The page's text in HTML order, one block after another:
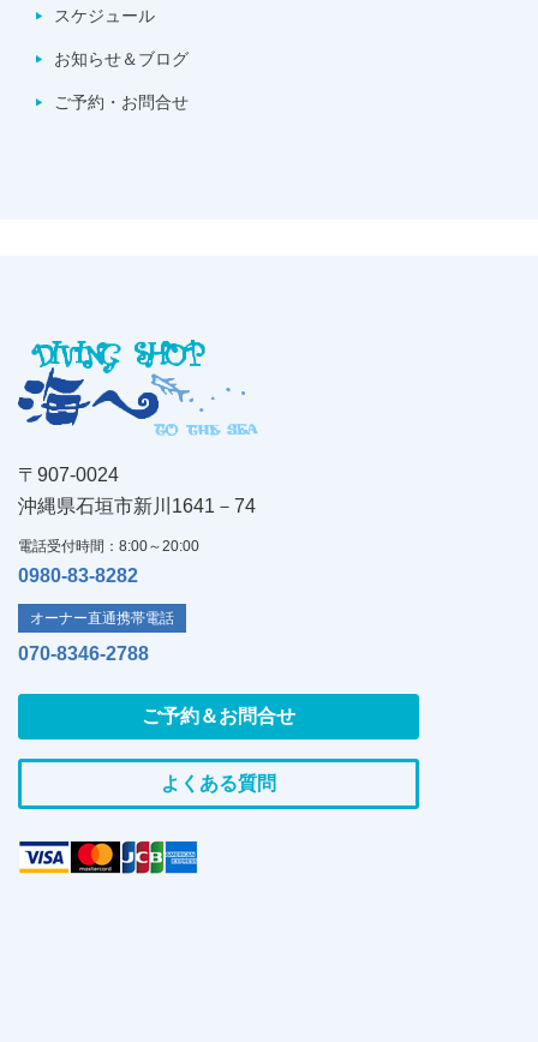
スケジュール
お知らせ＆ブログ
ご予約・お問合せ
〒907-0024
沖縄県石垣市新川1641－74
電話受付時間：8:00～20:00
0980-83-8282
オーナー直通携帯電話
070-8346-2788
ご予約＆お問合せ
よくある質問